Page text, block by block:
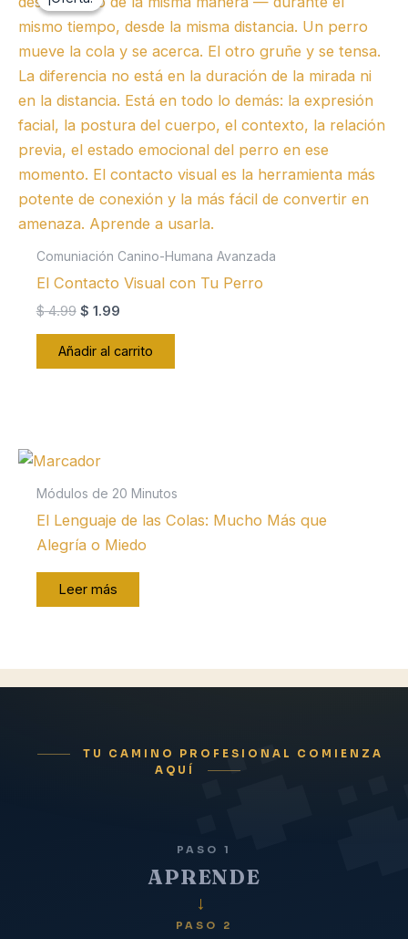
Comuniación Canino-Humana Avanzada
El Contacto Visual con Tu Perro
$4.99 El
original
$ 1.99El
actual
Añadir al carrito
Módulos de 20 Minutos
El Lenguaje de las Colas: Mucho Más que
Alegría o Miedo
Leer más
TU CAMINO PROFESIONAL COMIENZA
AQUÍ
PASO 1
APRENDE
→
PASO 2